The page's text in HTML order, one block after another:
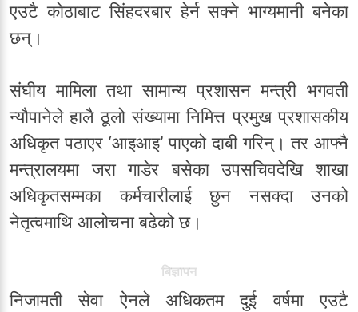
एउटै कोठाबाट सिंहदरबार हेर्न सक्ने भाग्यमानी बनेका
छन्।
संघीय मामिला तथा सामान्य प्रशासन मन्त्री भगवती
न्यौपानेले हालै ठूलो संख्यामा निमित्त प्रमुख प्रशासकीय
अधिकृत पठाएर ‘आइआइ’ पाएको दाबी गरिन्। तर आफ्नै
मन्त्रालयमा जरा गाडेर बसेका उपसचिवदेखि शाखा
अधिकृतसम्मका कर्मचारीलाई छुन नसक्दा उनको
नेतृत्वमाथि आलोचना बढेको छ।
बिज्ञापन
निजामती सेवा ऐनले अधिकतम दुई वर्षमा एउटै